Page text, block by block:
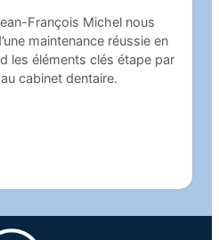
François Michel nous
maintenance réussie en
les éléments clés étape par
cabinet dentaire.